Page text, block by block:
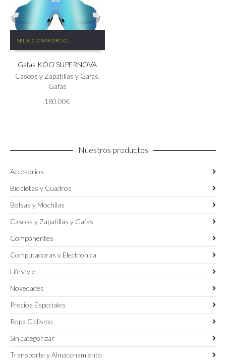
SELECCIONAR OPCIONES
producto
múltiples
variantes.
producto
Gafas KOO SUPERNOVA
Cascos y Zapatillas y Gafas,
Gafas
180.00€
Nuestros productos
Accesorios
Bicicletas y Cuadros
Bolsas y Mochilas
Cascos y Zapatillas y Gafas
Componentes
Computadoras y Electronica
Lifestyle
Novedades
Precios Especiales
Ropa Ciclismo
Sin categorizar
Transporte y Almacenamiento